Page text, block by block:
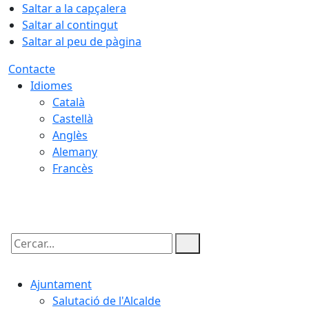
Saltar a la capçalera
Saltar al contingut
Saltar al peu de pàgina
Contacte
Idiomes
Català
Castellà
Anglès
Alemany
Francès
Cercar:
Ajuntament
Salutació de l'Alcalde